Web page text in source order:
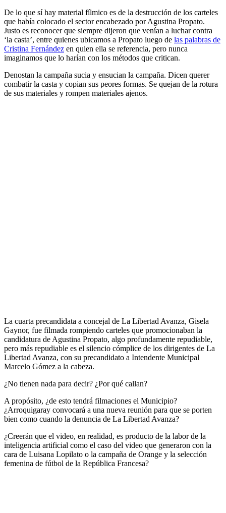
De lo que sí hay material fílmico es de la destrucción de los carteles
que había colocado el sector encabezado por Agustina Propato.
Justo es reconocer que siempre dijeron que venían a luchar contra
‘la casta’, entre quienes ubicamos a Propato luego de las palabras de
Cristina Fernández en quien ella se referencia, pero nunca
imaginamos que lo harían con los métodos que critican.
Denostan la campaña sucia y ensucian la campaña. Dicen querer
combatir la casta y copian sus peores formas. Se quejan de la rotura
de sus materiales y rompen materiales ajenos.
La cuarta precandidata a concejal de La Libertad Avanza, Gisela
Gaynor, fue filmada rompiendo carteles que promocionaban la
candidatura de Agustina Propato, algo profundamente repudiable,
pero más repudiable es el silencio cómplice de los dirigentes de La
Libertad Avanza, con su precandidato a Intendente Municipal
Marcelo Gómez a la cabeza.
¿No tienen nada para decir? ¿Por qué callan?
A propósito, ¿de esto tendrá filmaciones el Municipio?
¿Arroquigaray convocará a una nueva reunión para que se porten
bien como cuando la denuncia de La Libertad Avanza?
¿Creerán que el video, en realidad, es producto de la labor de la
inteligencia artificial como el caso del video que generaron con la
cara de Luisana Lopilato o la campaña de Orange y la selección
femenina de fútbol de la República Francesa?